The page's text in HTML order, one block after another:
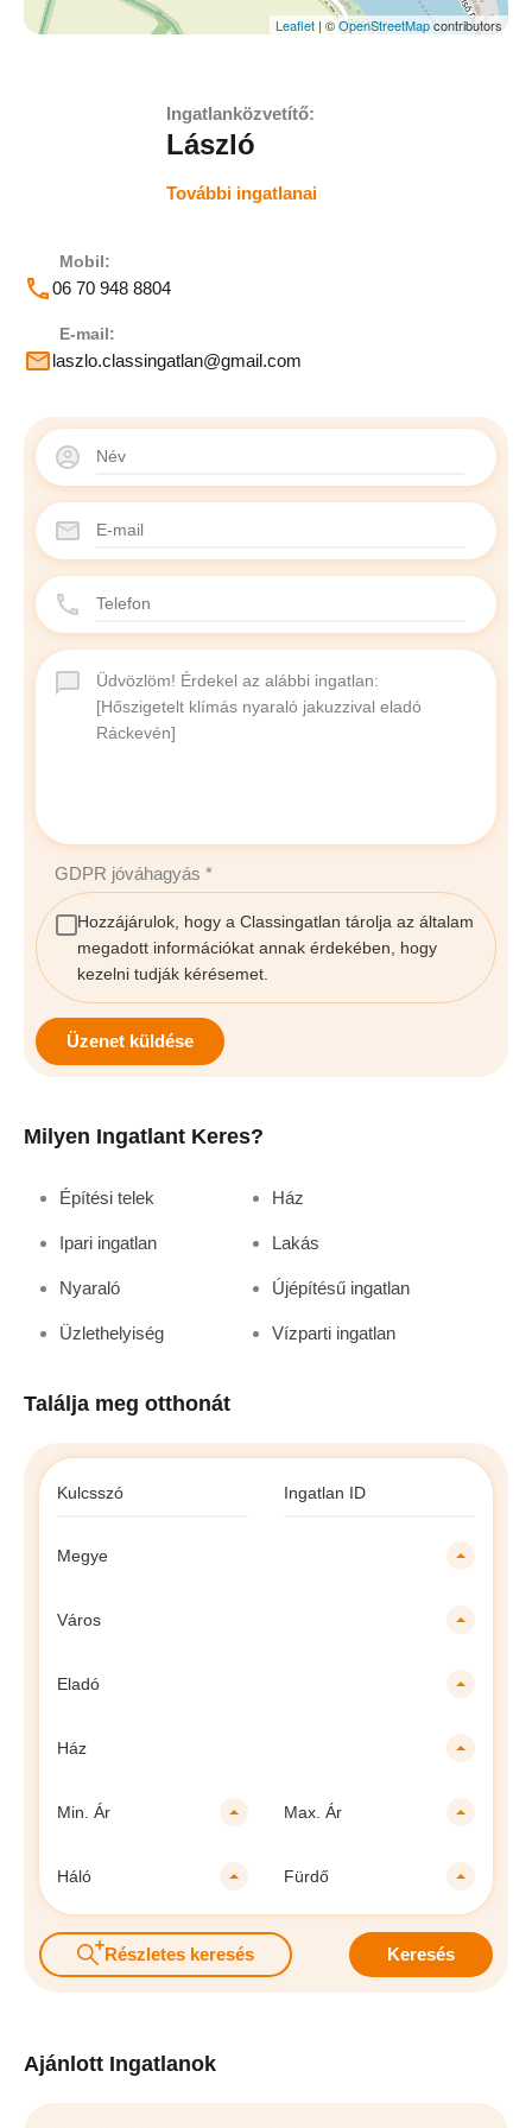
Leaflet | ©OpenStreetMapcontributors
Ingatlanközvetítő:
László
További ingatlanai
Mobil:
06 70 948 8804
E-mail:
laszlo.classingatlan@gmail.com
GDPR jóváhagyás *
Hozzájárulok, hogy a Classingatlan tárolja az általam
megadott információkat annak érdekében, hogy
kezelni tudják kérésemet.
Üzenet küldése
Milyen Ingatlant Keres?
Építési telek Ház
Ipari ingatlan Lakás
Nyaraló Újépítésű ingatlan
Üzlethelyiség Vízparti ingatlan
Találja meg otthonát
Megye
Város
Eladó
Ház
Min. Ár Max. Ár
Háló Fürdő
Részletes keresés Keresés
Ajánlott Ingatlanok